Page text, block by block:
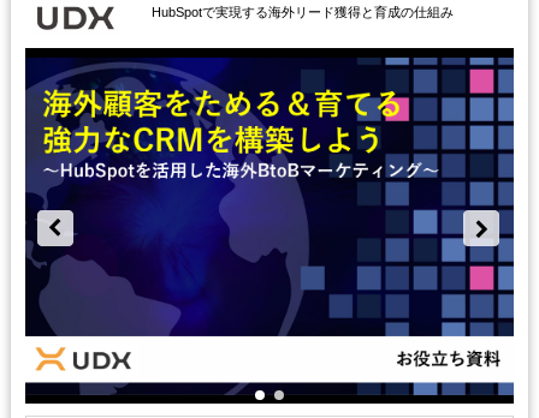
HubSpotで実現する海外リード獲得と育成の仕組み